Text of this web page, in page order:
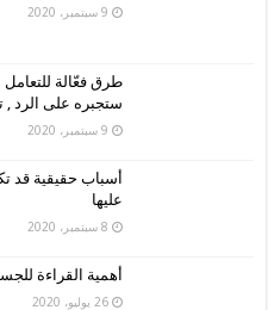
9 سبتمبر، 2020
طرق فعّالة
ستجبره على الرد ,
9 سبتمبر، 2020
أسباب حقيقية قد
عليها
8 سبتمبر، 2020
أهمية القراءة
26 يوليو، 2020